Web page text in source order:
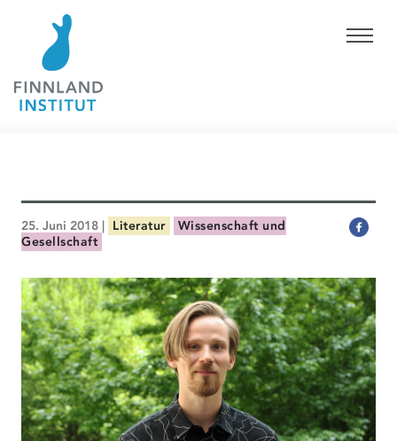
25. Juni 2018 | Literatur
Wissenschaft und
Gesellschaft